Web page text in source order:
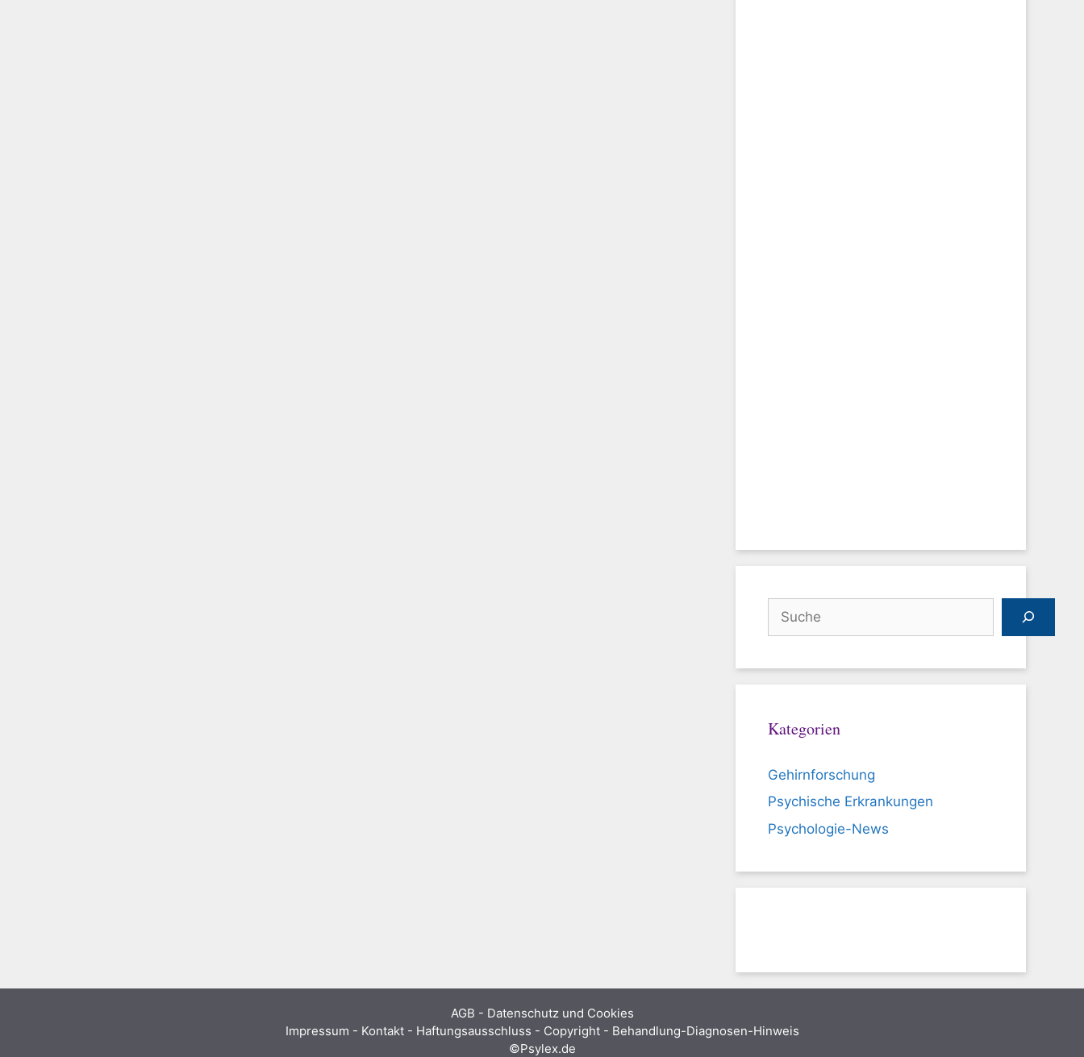
Kategorien
Gehirnforschung
Psychische Erkrankungen
Psychologie-News
AGB - Datenschutz und Cookies
Impressum - Kontakt - Haftungsausschluss - Copyright - Behandlung-Diagnosen-Hinweis
©Psylex.de